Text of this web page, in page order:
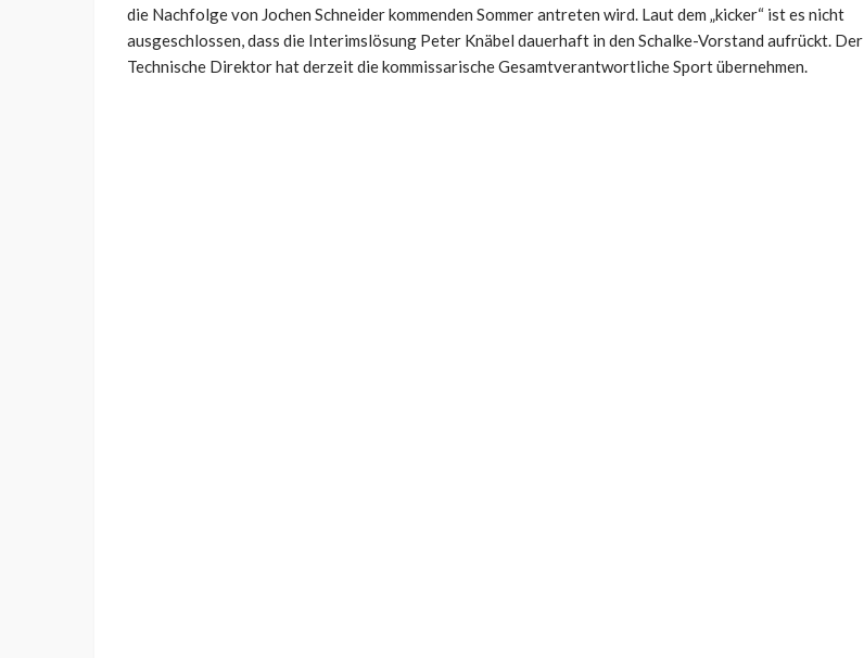
die Nachfolge von Jochen Schneider kommenden Sommer antreten wird. Laut dem „kicker“ ist es nicht
ausgeschlossen, dass die Interimslösung Peter Knäbel dauerhaft in den Schalke-Vorstand aufrückt. Der
Technische Direktor hat derzeit die kommissarische Gesamtverantwortliche Sport übernehmen.